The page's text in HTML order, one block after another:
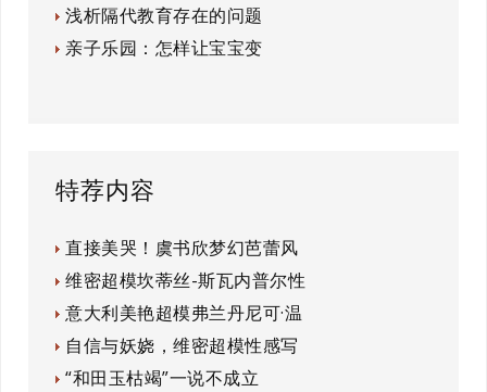
浅析隔代教育存在的问题
亲子乐园：怎样让宝宝变
特荐内容
直接美哭！虞书欣梦幻芭蕾风
维密超模坎蒂丝-斯瓦内普尔性
意大利美艳超模弗兰丹尼可·温
自信与妖娆，维密超模性感写
“和田玉枯竭”一说不成立